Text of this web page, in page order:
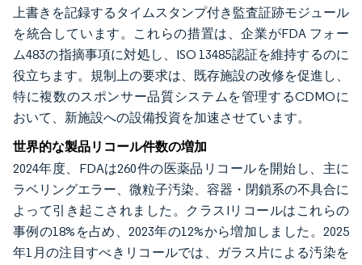
上書きを記録するタイムスタンプ付き監査証跡モジュール
を統合しています。これらの措置は、企業がFDA フォー
ム483の指摘事項に対処し、ISO 13485認証を維持するのに
役立ちます。規制上の要求は、既存施設の改修を促進し、
特に複数のスポンサー品質システムを管理するCDMOに
おいて、新施設への設備投資を加速させています。
世界的な製品リコール件数の増加
2024年度、FDAは260件の医薬品リコールを開始し、主に
ラベリングエラー、微粒子汚染、容器・閉鎖系の不具合に
よって引き起こされました。クラスIリコールはこれらの
事例の18%を占め、2023年の12%から増加しました。2025
年1月の注目すべきリコールでは、ガラス片による汚染を